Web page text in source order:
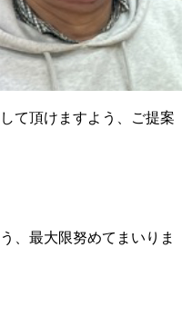
て頂けますよう、ご提案
、最大限努めてまいりま